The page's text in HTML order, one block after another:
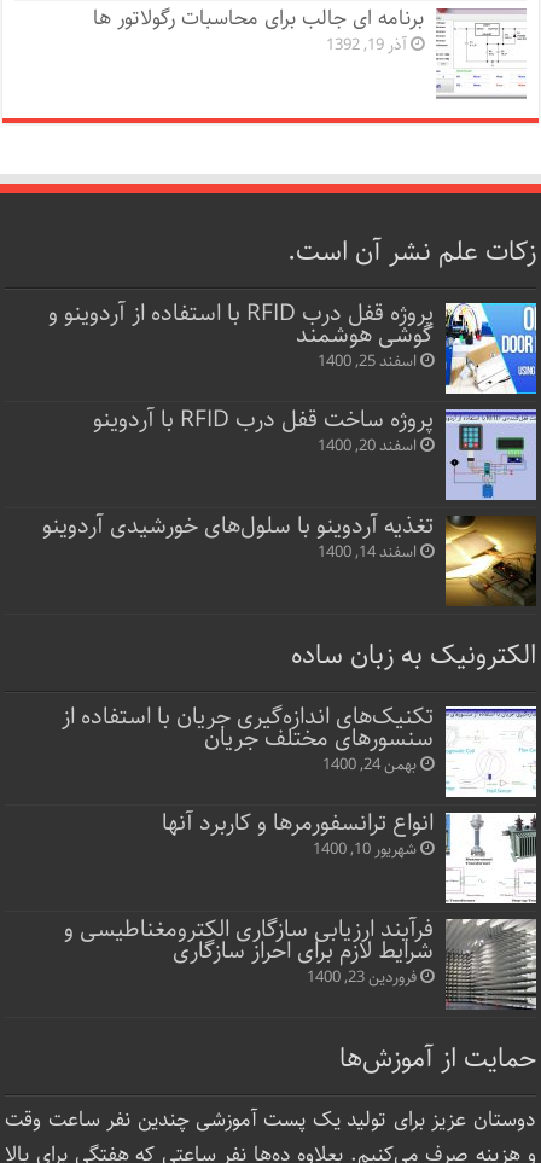
برنامه ای جالب برای محاسبات رگولاتور ها
آذر 19, 1392
زکات علم نشر آن است.
پروژه قفل‌ درب RFID با استفاده از آردوینو و
گوشی هوشمند
اسفند 25, 1400
پروژه ساخت قفل‌ درب RFID با آردوینو
اسفند 20, 1400
تغذیه آردوینو با سلول‌های خورشیدی آردوینو
اسفند 14, 1400
الکترونیک به زبان ساده
تکنیک‌های اندازه‌گیری جریان با استفاده از
سنسورهای مختلف جریان
بهمن 24, 1400
انواع ترانسفورمرها و کاربرد آنها
شهریور 10, 1400
فرآیند ارزیابی سازگاری الکترومغناطیسی و
شرایط لازم برای احراز سازگاری
فروردین 23, 1400
حمایت از آموزش‌ها
دوستان عزیز برای تولید یک پست آموزشی چندین نفر ساعت‌ وقت
و هزینه صرف می‌کنیم. بعلاوه ده‌ها نفر ساعتی که هفتگی برای بالا